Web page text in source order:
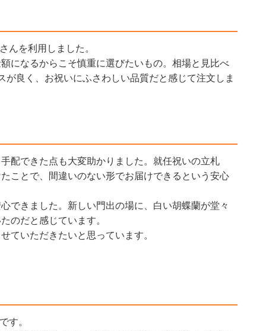
んを利用しました。
になるからこそ慎重に選びたいもの。相場と見比べ
が良く、お祝いにふさわしい品質だと感じて注文しま
配できた点も大変助かりました。就任祝いの立札
ことで、間違いのない形でお届けできるという安心
できました。新しい門出の場に、白い胡蝶蘭が堂々
のだと感じています。
ていただきたいと思っています。
です。